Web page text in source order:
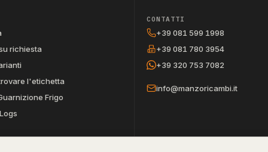
richiesta
l'etichetta
Frigo
CONTATTI
+39 081 599 1998
+39 081 780 3954
+39 320 753 7082
info@manzoricambi.it